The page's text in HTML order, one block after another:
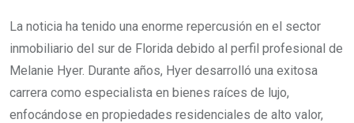
La noticia ha tenido una enorme repercusión en el sector
inmobiliario del sur de Florida debido al perfil profesional de
Melanie Hyer. Durante años, Hyer desarrolló una exitosa
carrera como especialista en bienes raíces de lujo,
enfocándose en propiedades residenciales de alto valor,